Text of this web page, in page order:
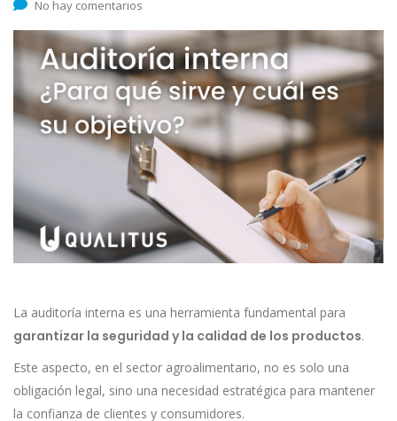
No hay comentarios
La auditoría interna es una herramienta fundamental para
garantizar la seguridad y la calidad de los productos.
Este aspecto, en el sector agroalimentario, no es solo una
obligación legal, sino una necesidad estratégica para mantener
la confianza de clientes y consumidores.